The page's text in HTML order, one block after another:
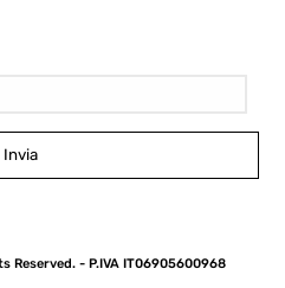
Invia
Reserved. - P.IVA IT06905600968